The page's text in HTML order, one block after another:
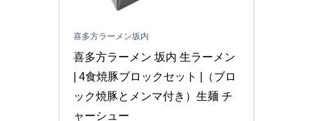
喜多方ラーメン坂内
喜多方ラーメン 坂内 生ラーメン
| 4食焼豚ブロックセット |（ブロ
ック焼豚とメンマ付き）生麺 チ
ャーシュー